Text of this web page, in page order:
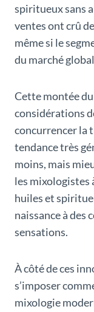
spiritueux sans
ventes ont crû
même si le
du marché
Cette montée
considérations
concurrencer la
tendance très
moins, mais
les mixologistes
huiles et
naissance à des
sensations.
À côté de ces
s’imposer
mixologie